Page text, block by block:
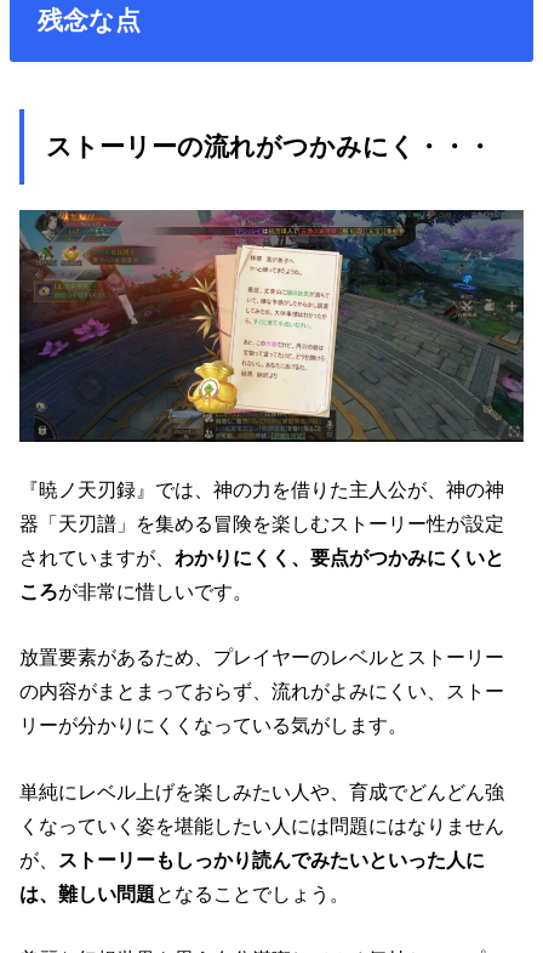
残念な点
ストーリーの流れがつかみにく・・・
『暁ノ天刃録』では、神の力を借りた主人公が、神の神
器「天刃譜」を集める冒険を楽しむストーリー性が設定
されていますが、わかりにくく、要点がつかみにくいと
ころが非常に惜しいです。
放置要素があるため、プレイヤーのレベルとストーリー
の内容がまとまっておらず、流れがよみにくい、ストー
リーが分かりにくくなっている気がします。
単純にレベル上げを楽しみたい人や、育成でどんどん強
くなっていく姿を堪能したい人には問題にはなりません
が、 ストーリーもしっかり読んでみたいといった人に
は、難しい問題となることでしょう。